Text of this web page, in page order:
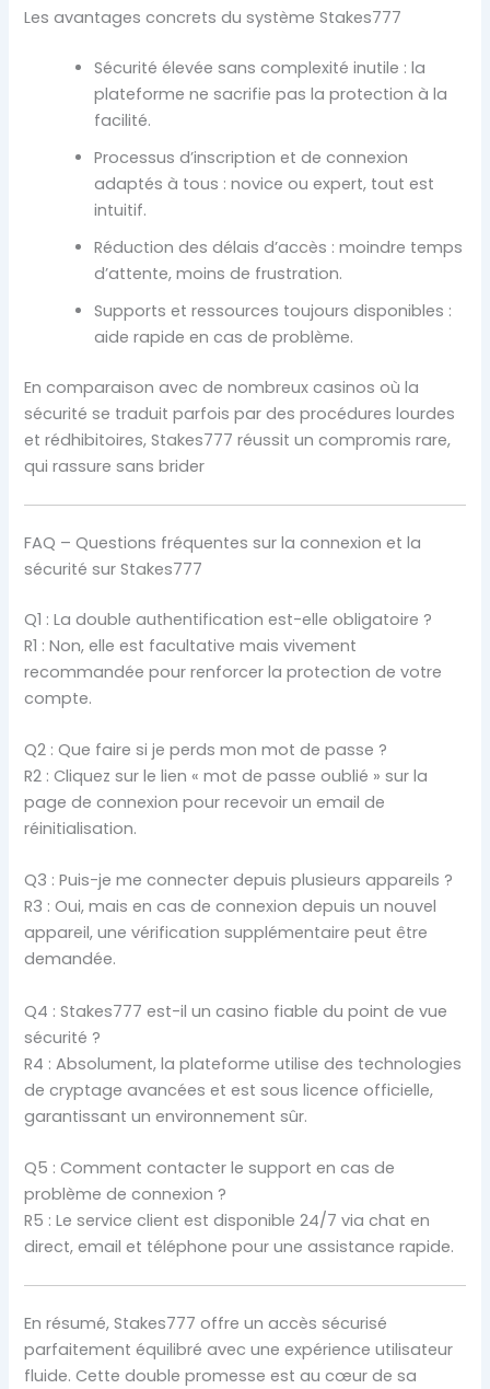
Les avantages concrets du système Stakes777
Sécurité élevée sans complexité inutile : la
plateforme ne sacrifie pas la protection à la
facilité.
Processus d’inscription et de connexion
adaptés à tous : novice ou expert, tout est
intuitif.
Réduction des délais d’accès : moindre temps
d’attente, moins de frustration.
Supports et ressources toujours disponibles :
aide rapide en cas de problème.
En comparaison avec de nombreux casinos où la
sécurité se traduit parfois par des procédures lourdes
et rédhibitoires, Stakes777 réussit un compromis rare,
qui rassure sans brider
FAQ – Questions fréquentes sur la connexion et la
sécurité sur Stakes777
Q1 : La double authentification est-elle obligatoire ?
R1 : Non, elle est facultative mais vivement
recommandée pour renforcer la protection de votre
compte.
Q2 : Que faire si je perds mon mot de passe ?
R2 : Cliquez sur le lien « mot de passe oublié » sur la
page de connexion pour recevoir un email de
réinitialisation.
Q3 : Puis-je me connecter depuis plusieurs appareils ?
R3 : Oui, mais en cas de connexion depuis un nouvel
appareil, une vérification supplémentaire peut être
demandée.
Q4 : Stakes777 est-il un casino fiable du point de vue
sécurité ?
R4 : Absolument, la plateforme utilise des technologies
de cryptage avancées et est sous licence officielle,
garantissant un environnement sûr.
Q5 : Comment contacter le support en cas de
problème de connexion ?
R5 : Le service client est disponible 24/7 via chat en
direct, email et téléphone pour une assistance rapide.
En résumé, Stakes777 offre un accès sécurisé
parfaitement équilibré avec une expérience utilisateur
fluide. Cette double promesse est au cœur de sa